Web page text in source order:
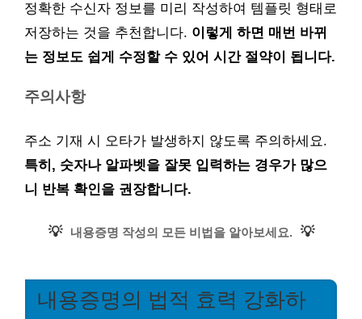
정확한 수신자 정보를 미리 작성하여 템플릿 형태로
저장하는 것을 추천합니다. 이렇게 하면 매번 바뀌
는 정보도 쉽게 수정할 수 있어 시간 절약이 됩니다.
주의사항
주소 기재 시 오타가 발생하지 않도록 주의하세요.
특히, 숫자나 알파벳을 잘못 입력하는 경우가 많으
니 반복 확인을 권장합니다.
💡 내용증명 작성의 모든 비법을 알아보세요. 💡
내용증명의 법적 효력 강화하